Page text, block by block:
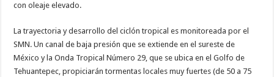
con oleaje elevado.
La trayectoria y desarrollo del ciclón tropical es monitoreada por el
SMN. Un canal de baja presión que se extiende en el sureste de
México y la Onda Tropical Número 29, que se ubica en el Golfo de
Tehuantepec, propiciarán tormentas locales muy fuertes (de 50 a 75